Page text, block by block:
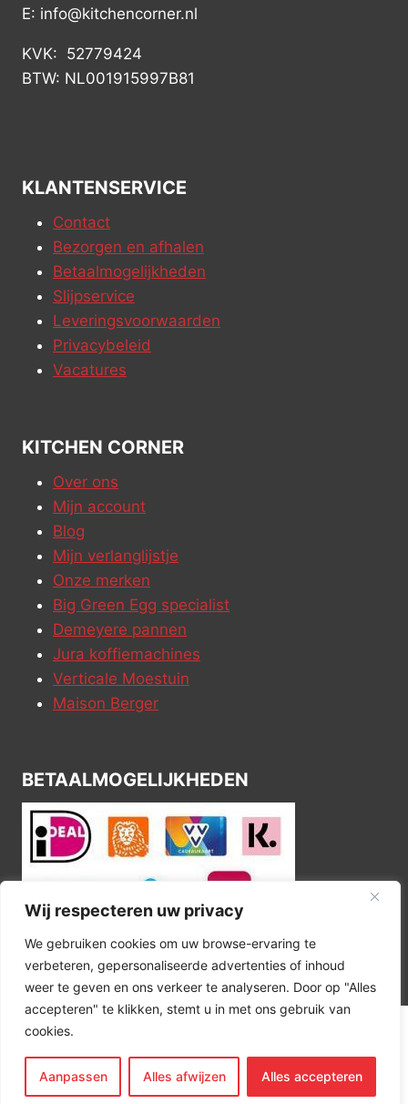
Wij respecteren uw privacy
We gebruiken cookies om uw browse-ervaring te
verbeteren, gepersonaliseerde advertenties of inhoud
weer te geven en ons verkeer te analyseren. Door op "Alles
accepteren" te klikken, stemt u in met ons gebruik van
cookies.
Aanpassen Alles afwijzen Alles accepteren
E: info@kitchencorner.nl
KVK: 52779424
BTW: NL001915997B81
KLANTENSERVICE
Contact
Bezorgen en afhalen
Betaalmogelijkheden
Slijpservice
Leveringsvoorwaarden
Privacybeleid
Vacatures
KITCHEN CORNER
Over ons
Mijn account
Blog
Mijn verlanglijstje
Onze merken
Big Green Egg specialist
Demeyere pannen
Jura koffiemachines
Verticale Moestuin
Maison Berger
BETAALMOGELIJKHEDEN
© 2026 Kitchen Corner